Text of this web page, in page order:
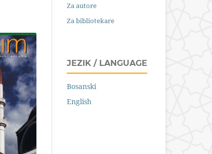
Za autore
Za bibliotekare
JEZIK / LANGUAGE
Bosanski
English